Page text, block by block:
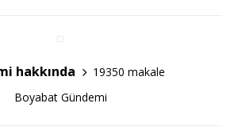
hakkında
19350 makale
Boyabat Gündemi